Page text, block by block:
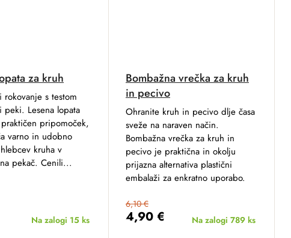
za kruh
Na zalogi 15 ks
rokovanje s testom
peki. Lesena lopata
pripomoček,
varno in udobno
kruha v
pekač. Cenili...
Bombažna vrečka za kruh
in pecivo
4,90 €
6,10 €
Na zalogi 789 ks
Ohranite kruh in pecivo dlje časa
sveže na naraven način.
Bombažna vrečka za kruh in
pecivo je praktična in okolju
prijazna alternativa plastični
embalaži za enkratno uporabo.